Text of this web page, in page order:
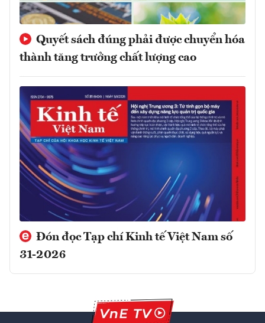
Quyết sách đúng phải được chuyển hóa
thành tăng trưởng chất lượng cao
Đón đọc Tạp chí Kinh tế Việt Nam số
31-2026